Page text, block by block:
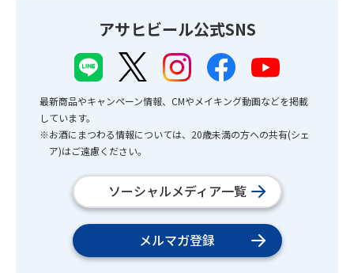
アサヒビール公式SNS
最新商品やキャンペーン情報、CMやメイキング動画などを掲載
しています。
※お酒にまつわる情報については、20歳未満の方への共有(シェ
ア)はご遠慮ください。
ソーシャルメディア一覧
メルマガ登録